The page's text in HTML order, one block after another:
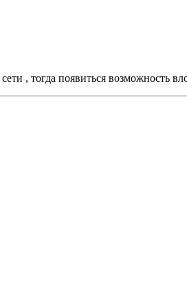
, тогда появиться возможность